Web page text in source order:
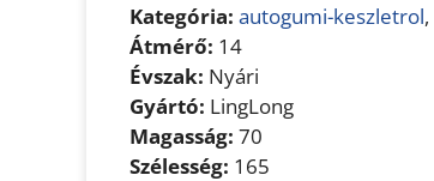
Kategória: autogumi-keszletrol,
Átmérő: 14
Évszak: Nyári
Gyártó: LingLong
Magasság: 70
Szélesség: 165